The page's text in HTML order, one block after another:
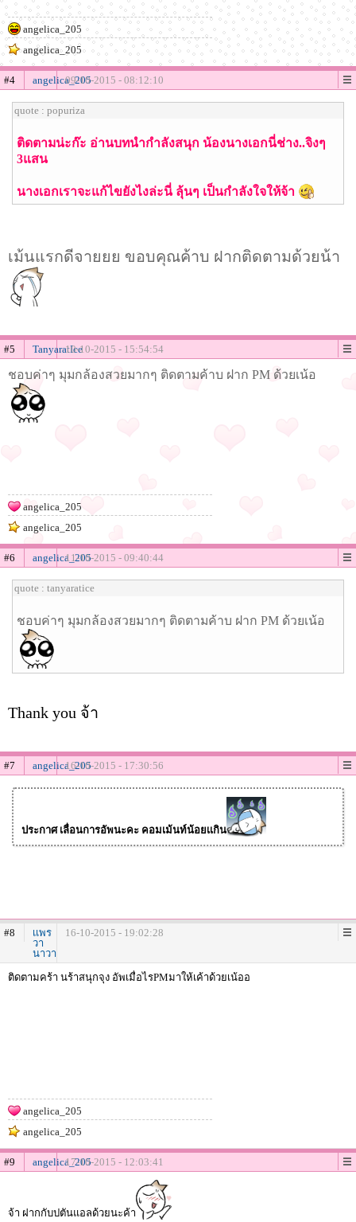
angelica_205
angelica_205
#4 angelica_20509-10-2015 - 08:12:10
quote : popuriza
ติดตามน่ะก๊ะ อ่านบทนำกำลังสนุก น้องนางเอกนี่ช่าง..จิงๆ
3แสน
นางเอกเราจะแก้ไขยังไงล่ะนี่ ลุ้นๆ เป็นกำลังใจให้จ้า
เม้นแรกดีจายยย ขอบคุณค้าบ ฝากติดตามด้วยน้า
#5 TanyaratIce10-10-2015 - 15:54:54
ชอบค่าๆ มุมกล้องสวยมากๆ ติดตามค้าบ ฝาก PM ด้วยเน้อ
angelica_205
angelica_205
#6 angelica_20511-10-2015 - 09:40:44
quote : tanyaratice
ชอบค่าๆ มุมกล้องสวยมากๆ ติดตามค้าบ ฝาก PM ด้วยเน้อ
Thank you จ้า
#7 angelica_20516-10-2015 - 17:30:56
ประกาศ เลื่อนการอัพนะคะ คอมเม้นท์น้อยเเกิน
#8
เเพร
วา
นาวา
16-10-2015 - 19:02:28
ติดตามคร้า นร้าสนุกจุง อัพเมื่อไรPMมาให้เค้าด้วยเน้ออ
angelica_205
angelica_205
#9 angelica_20517-10-2015 - 12:03:41
จ้า ฝากกับปตันแอลด้วยนะค้า